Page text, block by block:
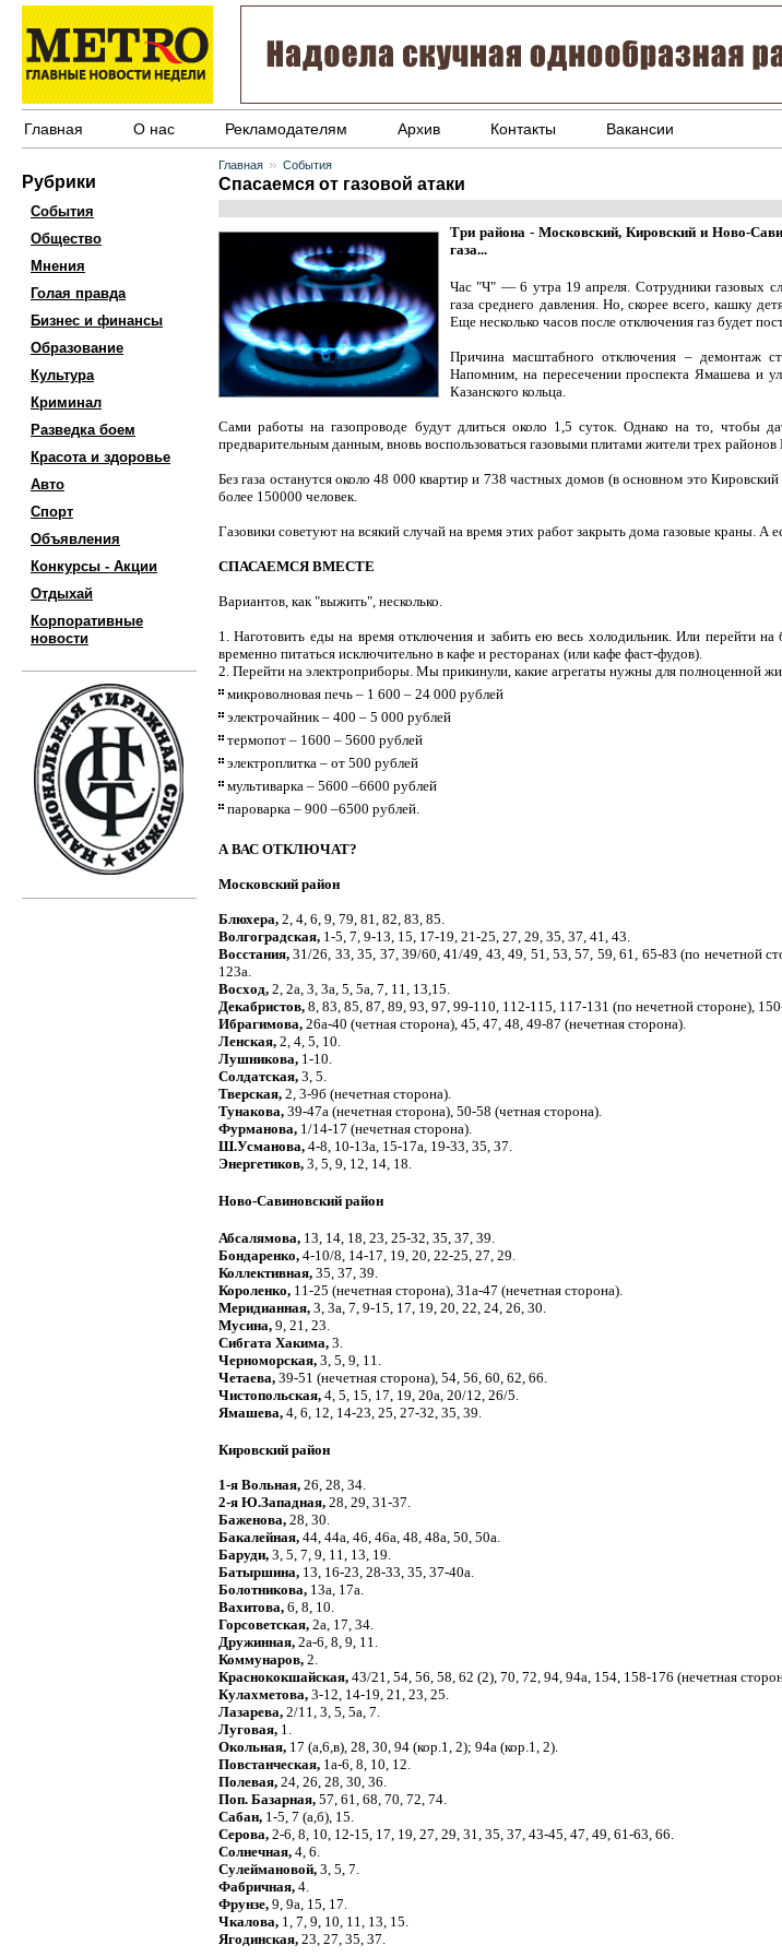
Главная О нас Рекламодателям Архив Контакты Вакансии
Рубрики
События
Общество
Мнения
Голая правда
Бизнес и финансы
Образование
Культура
Криминал
Разведка боем
Красота и здоровье
Авто
Спорт
Объявления
Конкурсы - Акции
Отдыхай
Корпоративные
новости
Главная » События
Спасаемся от газовой атаки
Три района - Московский, Кировский и Ново-
газа...
Час "Ч" — 6 утра 19 апреля. Сотрудники газовых
газа среднего давления. Но, скорее всего, кашку
Еще несколько часов после отключения газ будет
Причина масштабного отключения – демонтаж
Напомним, на пересечении проспекта Ямашева и
Казанского кольца.
Сами работы на газопроводе будут длиться около 1,5 суток. Однако на то, чтобы
предварительным данным, вновь воспользоваться газовыми плитами жители трех
Без газа останутся около 48 000 квартир и 738 частных домов (в основном это
более 150000 человек.
Газовики советуют на всякий случай на время этих работ закрыть дома газовые краны. А
СПАСАЕМСЯ ВМЕСТЕ
Вариантов, как "выжить", несколько.
1. Наготовить еды на время отключения и забить ею весь холодильник. Или перейти
временно питаться исключительно в кафе и ресторанах (или кафе фаст-фудов).
2. Перейти на электроприборы. Мы прикинули, какие агрегаты нужны для полноценной
микроволновая печь – 1 600 – 24 000 рублей
электрочайник – 400 – 5 000 рублей
термопот – 1600 – 5600 рублей
электроплитка – от 500 рублей
мультиварка – 5600 –6600 рублей
пароварка – 900 –6500 рублей.
А ВАС ОТКЛЮЧАТ?
Московский район
Блюхера, 2, 4, 6, 9, 79, 81, 82, 83, 85.
Волгоградская, 1-5, 7, 9-13, 15, 17-19, 21-25, 27, 29, 35, 37, 41, 43.
Восстания, 31/26, 33, 35, 37, 39/60, 41/49, 43, 49, 51, 53, 57, 59, 61, 65-83 (по нечетной
123а.
Восход, 2, 2а, 3, 3а, 5, 5а, 7, 11, 13,15.
Декабристов, 8, 83, 85, 87, 89, 93, 97, 99-110, 112-115, 117-131 (по нечетной стороне),
Ибрагимова, 26а-40 (четная сторона), 45, 47, 48, 49-87 (нечетная сторона).
Ленская, 2, 4, 5, 10.
Лушникова, 1-10.
Солдатская, 3, 5.
Тверская, 2, 3-9б (нечетная сторона).
Тунакова, 39-47а (нечетная сторона), 50-58 (четная сторона).
Фурманова, 1/14-17 (нечетная сторона).
Ш.Усманова, 4-8, 10-13а, 15-17а, 19-33, 35, 37.
Энергетиков, 3, 5, 9, 12, 14, 18.
Ново-Савиновский район
Абсалямова, 13, 14, 18, 23, 25-32, 35, 37, 39.
Бондаренко, 4-10/8, 14-17, 19, 20, 22-25, 27, 29.
Коллективная, 35, 37, 39.
Короленко, 11-25 (нечетная сторона), 31а-47 (нечетная сторона).
Меридианная, 3, 3а, 7, 9-15, 17, 19, 20, 22, 24, 26, 30.
Мусина, 9, 21, 23.
Сибгата Хакима, 3.
Черноморская, 3, 5, 9, 11.
Четаева, 39-51 (нечетная сторона), 54, 56, 60, 62, 66.
Чистопольская, 4, 5, 15, 17, 19, 20а, 20/12, 26/5.
Ямашева, 4, 6, 12, 14-23, 25, 27-32, 35, 39.
Кировский район
1-я Вольная, 26, 28, 34.
2-я Ю.Западная, 28, 29, 31-37.
Баженова, 28, 30.
Бакалейная, 44, 44а, 46, 46а, 48, 48а, 50, 50а.
Баруди, 3, 5, 7, 9, 11, 13, 19.
Батыршина, 13, 16-23, 28-33, 35, 37-40а.
Болотникова, 13а, 17а.
Вахитова, 6, 8, 10.
Горсоветская, 2а, 17, 34.
Дружинная, 2а-6, 8, 9, 11.
Коммунаров, 2.
Краснококшайская, 43/21, 54, 56, 58, 62 (2), 70, 72, 94, 94а, 154, 158-176 (нечетная
Кулахметова, 3-12, 14-19, 21, 23, 25.
Лазарева, 2/11, 3, 5, 5а, 7.
Луговая, 1.
Окольная, 17 (а,6,в), 28, 30, 94 (кор.1, 2); 94а (кор.1, 2).
Повстанческая, 1а-6, 8, 10, 12.
Полевая, 24, 26, 28, 30, 36.
Поп. Базарная, 57, 61, 68, 70, 72, 74.
Сабан, 1-5, 7 (а,б), 15.
Серова, 2-6, 8, 10, 12-15, 17, 19, 27, 29, 31, 35, 37, 43-45, 47, 49, 61-63, 66.
Солнечная, 4, 6.
Сулеймановой, 3, 5, 7.
Фабричная, 4.
Фрунзе, 9, 9а, 15, 17.
Чкалова, 1, 7, 9, 10, 11, 13, 15.
Ягодинская, 23, 27, 35, 37.